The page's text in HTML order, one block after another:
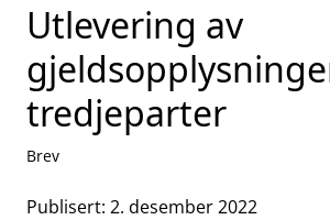
nettstedet
language
English
exist in
English
Tilsyn
Aktuelt
Finanstilsynets registre
Utlevering av
tredjeparter
Brev
Publisert: 2. desember 2022